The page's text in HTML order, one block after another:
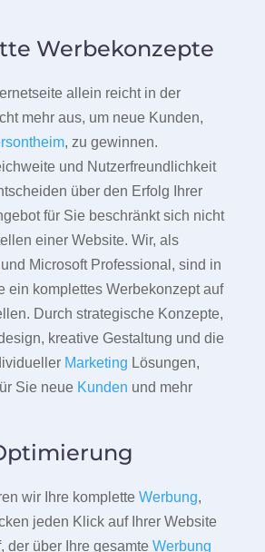
Werbekonzepte
allein reicht in der
mehr aus, um neue Kunden,
, zu gewinnen.
und Nutzerfreundlichkeit
über den Erfolg Ihrer
für Sie beschränkt sich nicht
einer Website. Wir, als
Microsoft Professional, sind in
ein komplettes Werbekonzept auf
Durch strategische Konzepte,
kreative Gestaltung und die
Marketing Lösungen,
Sie neue Kunden und mehr
wir Ihre komplette Werbung,
jeden Klick auf Ihrer Website
der über Ihre gesamte Werbung